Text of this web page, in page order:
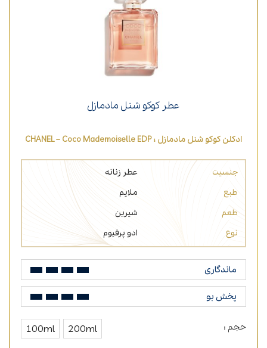
عطر کوکو شنل مادمازل
ادکلن کوکو شنل مادمازل ؛ CHANEL – Coco Mademoiselle EDP
جنسیت
عطر زنانه
طبع
ملایم
طعم
شیرین
نوع
ادو پرفیوم
ماندگاری
پخش بو
حجم : 200ml
100ml